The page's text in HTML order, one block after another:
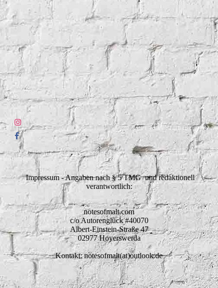
Impressum - Angaben nach § 5 TMG und redaktionell
verantwortlich:
notesofmalt.com
c/o Autorenglück #40070
Albert-Einstein-Straße 47
02977 Hoyerswerda
Kontakt: notesofmalt(at)outlook.de